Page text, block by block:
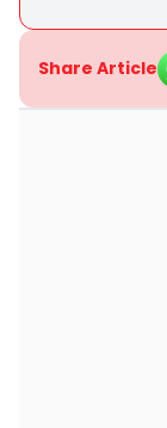
Share Article